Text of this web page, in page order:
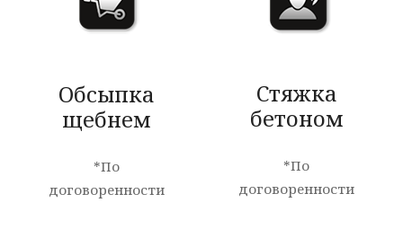
Обсыпка
щебнем
*По
договоренности
Стяжка
бетоном
*По
договоренности